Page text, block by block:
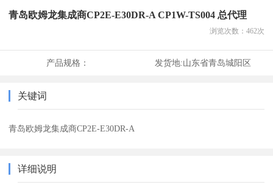
青岛欧姆龙集成商CP2E-E30DR-A CP1W-TS004 总代理
浏览次数： 462次
产品规格： 发货地:山东省青岛城阳区
关键词
青岛欧姆龙集成商CP2E-E30DR-A
详细说明